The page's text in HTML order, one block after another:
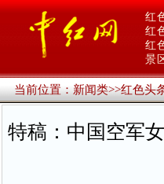
红
红
红
景
当前位置：新闻类>>红色头
特稿：中国空军